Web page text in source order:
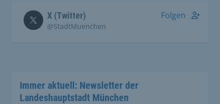
X (Twitter)
@StadtMuenchen
Folgen
Immer aktuell: Newsletter der
Landeshauptstadt München